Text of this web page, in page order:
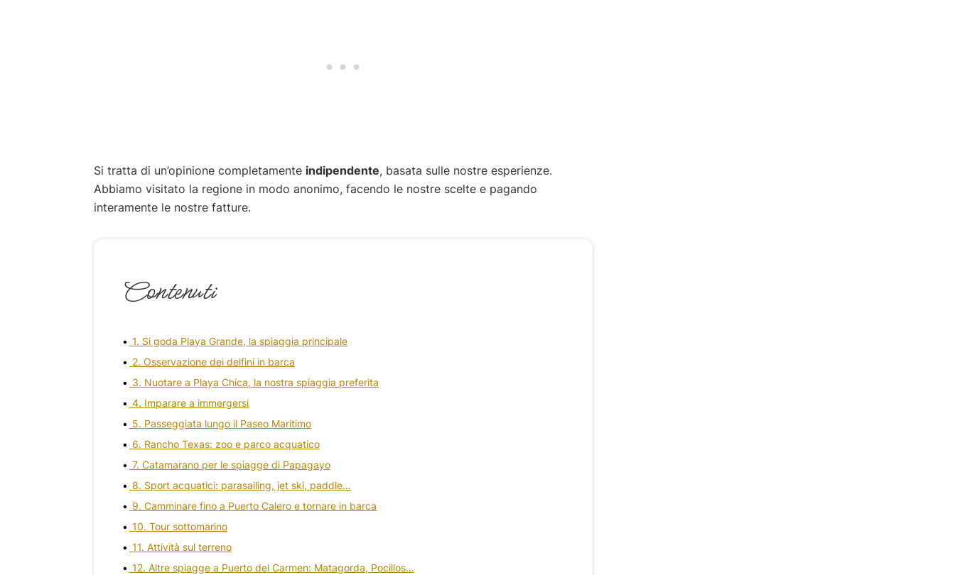
Si tratta di un’opinione completamente indipendente, basata sulle nostre esperienze.
Abbiamo visitato la regione in modo anonimo, facendo le nostre scelte e pagando
interamente le nostre fatture.
Contenuti
1. Si goda Playa Grande, la spiaggia principale
2. Osservazione dei delfini in barca
3. Nuotare a Playa Chica, la nostra spiaggia preferita
4. Imparare a immergersi
5. Passeggiata lungo il Paseo Maritimo
6. Rancho Texas: zoo e parco acquatico
7. Catamarano per le spiagge di Papagayo
8. Sport acquatici: parasailing, jet ski, paddle…
9. Camminare fino a Puerto Calero e tornare in barca
10. Tour sottomarino
11. Attività sul terreno
12. Altre spiagge a Puerto del Carmen: Matagorda, Pocillos…